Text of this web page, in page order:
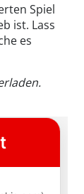
Spiel
ist. Lass
es